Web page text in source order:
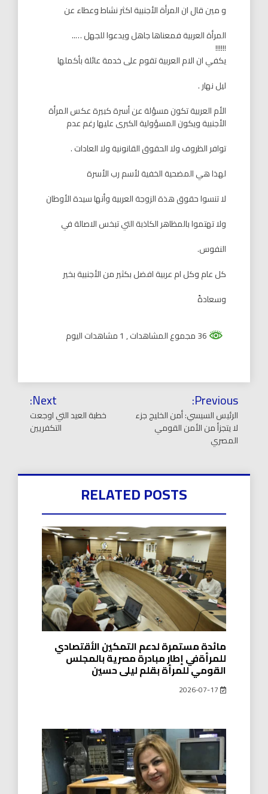
و مين قال ان المرأة الأجنبية اكثر نشاط وعطاء عن
المرأة العربية فمعناها جاهل ويدعوا للجهل …..
!!!!!!
يكفي ان الام العربية تقوم على خدمة عائلة بأكملها
ليل نهار .
الأم العربية تكون مسؤلة عن أسرة كبيرة عكس المرأة
الأجنبية ويكون المسؤولية الكبرى عليها رغم عدم
توافر الظروف ولا الحقوق القانونية ولا العادات .
لهذا هي المضحية الخفية لأسم رب الأسرة
لا تنسوا حقوق هذة الزوجة العربية وأنها سيدة الأوطان
ولا تهتموا بالمظاهر الكاذبة التي تبخس الاصالة في
النفوس.
كل عام وكل ام عربية افضل بكثير من الأجنبية بخير
وسعادةً
, 1 مشاهدات اليوم
تصفّح
المقالات
Previous:
الرئيس السيسي: أمن الخليج جزء
لا يتجزأ من الأمن القومي
المصري
Next:
خطبة العيد التي اوجعت
التكفريين
RELATED POSTS
مائدة مستمرة لدعم التمكين الأقتصادي
للمرأةفي إطار مبادرة مصرية بالمجلس
القومي للمرأة بقلم ليلى حسين